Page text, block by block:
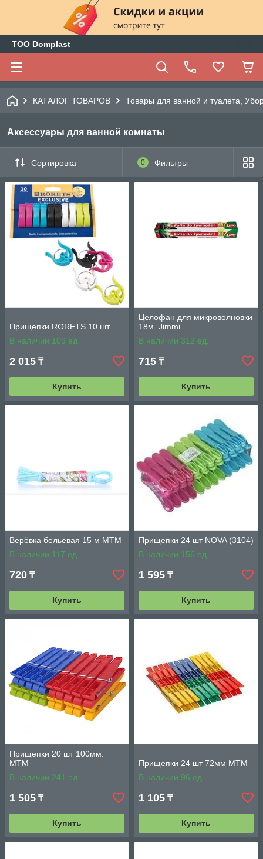
ТОО Domplast
КАТАЛОГ ТОВАРОВ Товары для ванной и туалета,
Аксессуары для ванной комнаты
Сортировка 0 Фильтры
Прищепки RORETS 10 шт.
В наличии 109 ед.
2 015 ₸
Купить
Целофан для микроволновки
18м. Jimmi
В наличии 312 ед.
715 ₸
Купить
Верёвка бельевая 15 м MTM
В наличии 117 ед.
720 ₸
Купить
Прищепки 24 шт NOVA (3104)
В наличии 156 ед.
1 595 ₸
Купить
Прищепки 20 шт 100мм.
МТМ
В наличии 241 ед.
1 505 ₸
Купить
Прищепки 24 шт 72мм МТМ
В наличии 96 ед.
1 105 ₸
Купить